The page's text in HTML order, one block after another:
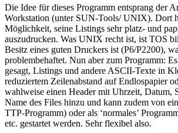
Die Idee für dieses Programm entsprang der
Workstation (unter SUN-Tools/ UNIX). Dort
Möglichkeit, seine Listings sehr platz- und
auszudrucken. Was UNIX recht ist, ist TOS
Besitz eines guten Druckers ist (P6/P2200),
problembehaftet. Nun aber zum Programm:
gesagt, Listings und andere ASCII-Texte in
reduziertem Zeilenabstand auf Endlospapier
wahlweise einen Header mit Uhrzeit, Datum,
Name des Files hinzu und kann zudem von
TTP-Programm) oder als ‘normales’
etc. gestartet werden. Sehr flexibel also.